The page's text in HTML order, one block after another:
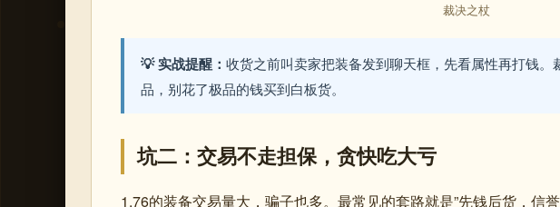
裁决之杖
💡 实战提醒： 收货之前叫卖家把装备发到聊天框，先看属性再打钱。
品，别花了极品的钱买到白板货。
坑二：交易不走担保，贪快吃大亏
1.76的装备交易量大，骗子也多。最常见的套路就是”先钱后货，